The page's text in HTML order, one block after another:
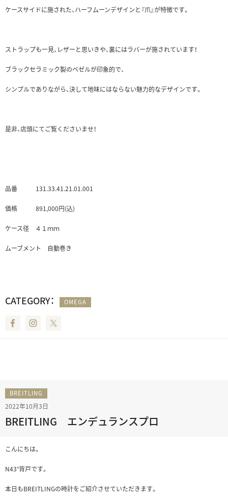
ケースサイドに施された、ハーフムーンデザインと『爪』が特徴です。
ストラップも一見、レザーと思いきや、裏にはラバーが施されています！
ブラックセラミック製のベゼルが印象的で、
シンプルでありながら、決して地味にはならない魅力的なデザインです。
是非、店頭にてご覧くださいませ！
品番 131.33.41.21.01.001
価格 891,000円(込)
ケース径 ４１ｍｍ
ムーブメント 自動巻き
CATEGORY： OMEGA
FacebookInstagram
BREITLING
2022年10月3日
BREITLING エンデュランスプロ
こんにちは。
N43°背戸です。
本日もBREITLINGの時計をご紹介させていただきます。